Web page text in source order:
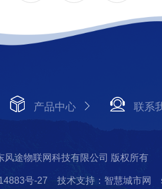
产品中心 联系
风途物联网科技有限公司 版权所有
号-27 技术支持：智慧城市网